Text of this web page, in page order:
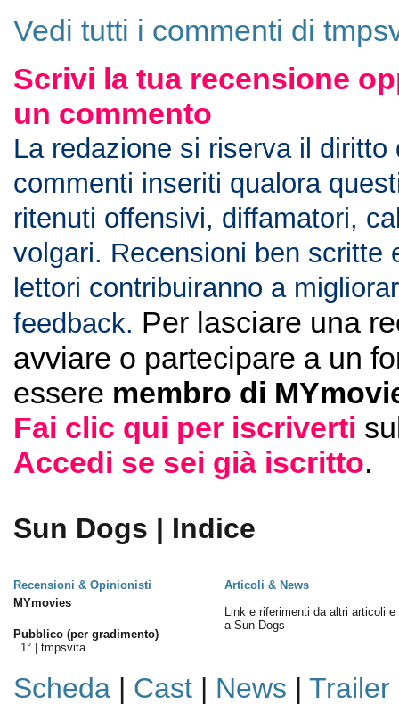
Vedi tutti i commenti di
Scrivi la tua recensione
un commento
La redazione si riserva il diritto
commenti inseriti qualora
ritenuti offensivi, diffamatori,
volgari. Recensioni ben scritte
lettori contribuiranno a
feedback. Per lasciare una
avviare o partecipare a un
essere membro di
Fai clic qui per iscriverti
Accedi se sei già iscritto.
Sun Dogs | Indice
Recensioni & Opinionisti
Articoli & News
MYmovies
Pubblico (per gradimento)
1° | tmpsvita
Link e riferimenti da altri articoli e
a Sun Dogs
Scheda| Cast| News | Trailer